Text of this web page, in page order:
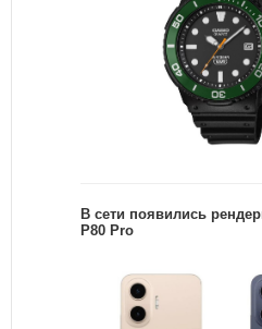
В сети появились
P80 Pro